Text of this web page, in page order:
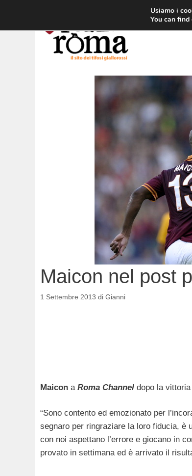
contenuto
Maicon nel post
1 Settembre 2013 di Gianni
Maicon a Roma Channel dopo la
“Sono contento ed emozionato per
segnaro per ringraziare la loro fiducia, è
con noi aspettano l’errore e giocano in
provato in settimana ed è arrivato il
Usiamo i
You can